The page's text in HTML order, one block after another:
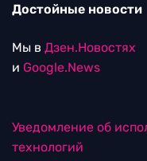
Достойные новости
Мы в Дзен.Новостях
и Google.News
Уведомление об
технологий